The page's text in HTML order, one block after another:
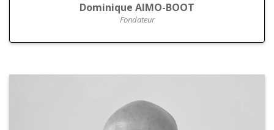
Dominique AIMO-BOOT
Fondateur